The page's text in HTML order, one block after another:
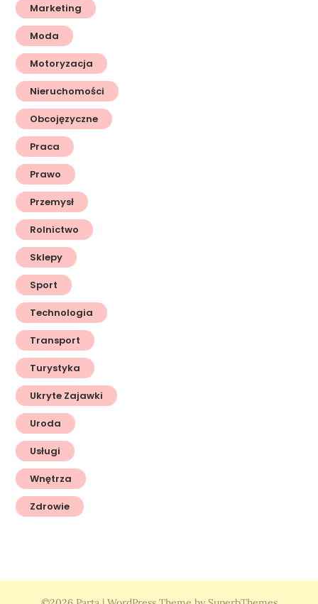
Marketing
Moda
Motoryzacja
Nieruchomości
Obcojęzyczne
Praca
Prawo
Przemysł
Rolnictwo
Sklepy
Sport
Technologia
Transport
Turystyka
Ukryte Zajawki
Uroda
Usługi
Wnętrza
Zdrowie